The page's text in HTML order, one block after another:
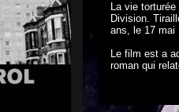
La vie
Division.
ans, le 17 mai
Le film est a
roman qui